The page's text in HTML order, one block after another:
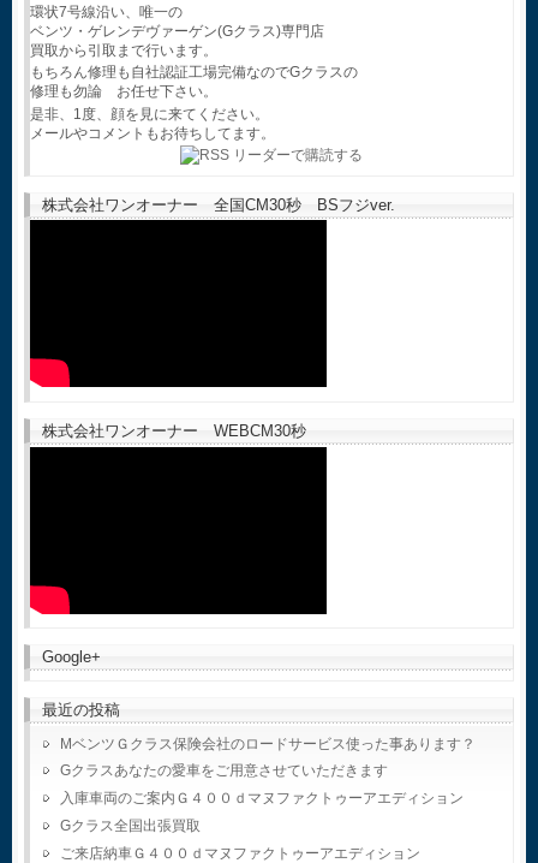
環状7号線沿い、唯一の
ベンツ・ゲレンデヴァーゲン(Gクラス)専門店
買取から引取まで行います。
もちろん修理も自社認証工場完備なのでGクラスの
修理も勿論 お任せ下さい。
是非、1度、顔を見に来てください。
メールやコメントもお待ちしてます。
株式会社ワンオーナー 全国CM30秒 BSフジver.
株式会社ワンオーナー WEBCM30秒
Google+
最近の投稿
MベンツＧクラス保険会社のロードサービス使った事あります？
Gクラスあなたの愛車をご用意させていただきます
入庫車両のご案内Ｇ４００ｄマヌファクトゥーアエディション
Gクラス全国出張買取
ご来店納車Ｇ４００ｄマヌファクトゥーアエディション